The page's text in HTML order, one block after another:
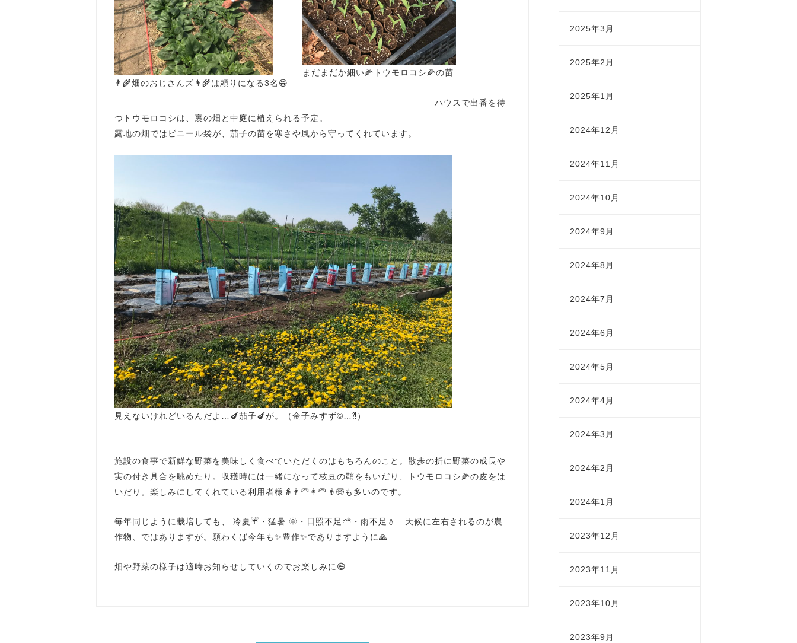
👨‍🌾畑のおじさんズ👨‍🌾は頼りになる3名😁
まだまだか細い🌽トウモロコシ🌽の苗
ハウスで出番を待
つトウモロコシは、裏の畑と中庭に植えられる予定。
露地の畑ではビニール袋が、茄子の苗を寒さや風から守ってくれています。
見えないけれどいるんだよ…🍆茄子🍆が。（金子みすず©…⁈）
施設の食事で新鮮な野菜を美味しく食べていただくのはもちろんのこと。散歩の折に野菜の成長や
実の付き具合を眺めたり。収穫時には一緒になって枝豆の鞘をもいだり、トウモロコシ🌽の皮をは
いだり。楽しみにしてくれている利用者様👵👨‍🦳👩‍🦳👴🧓も多いのです。
毎年同じように栽培しても、 冷夏☔・猛暑 🌞・日照不足⛅・雨不足💧…天候に左右されるのが農
作物、ではありますが。願わくば今年も✨豊作✨でありますように🙏
畑や野菜の様子は適時お知らせしていくのでお楽しみに😄
2025年3月
2025年2月
2025年1月
2024年12月
2024年11月
2024年10月
2024年9月
2024年8月
2024年7月
2024年6月
2024年5月
2024年4月
2024年3月
2024年2月
2024年1月
2023年12月
2023年11月
2023年10月
2023年9月